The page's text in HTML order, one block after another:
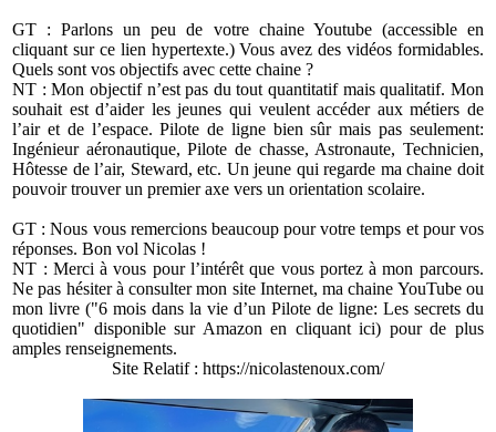
GT : Parlons un peu de votre chaine Youtube (accessible en
cliquant sur ce lien hypertexte.) Vous avez des vidéos formidables.
Quels sont vos objectifs avec cette chaine ?
NT : Mon objectif n’est pas du tout quantitatif mais qualitatif. Mon
souhait est d’aider les jeunes qui veulent accéder aux métiers de
l’air et de l’espace. Pilote de ligne bien sûr mais pas seulement:
Ingénieur aéronautique, Pilote de chasse, Astronaute, Technicien,
Hôtesse de l’air, Steward, etc. Un jeune qui regarde ma chaine doit
pouvoir trouver un premier axe vers un orientation scolaire.
GT : Nous vous remercions beaucoup pour votre temps et pour vos
réponses. Bon vol Nicolas !
NT : Merci à vous pour l’intérêt que vous portez à mon parcours.
Ne pas hésiter à consulter mon site Internet,ma chaine YouTubeou
mon livre ("6 mois dans la vie d’un Pilote de ligne: Les secrets du
quotidien" disponible sur Amazon en cliquant ici) pour de plus
amples renseignements.
Site Relatif : https://nicolastenoux.com/